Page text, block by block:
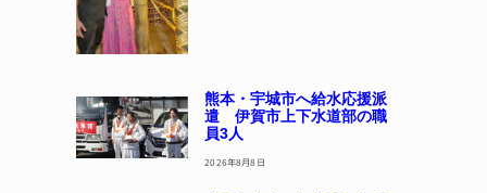
熊本・宇城市へ給水応援派
遣 伊賀市上下水道部の職
員3人
2026年8月8日